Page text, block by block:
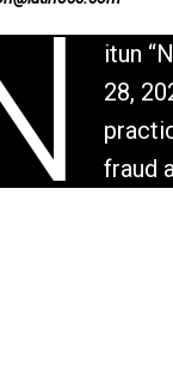
itun
28,
fraud